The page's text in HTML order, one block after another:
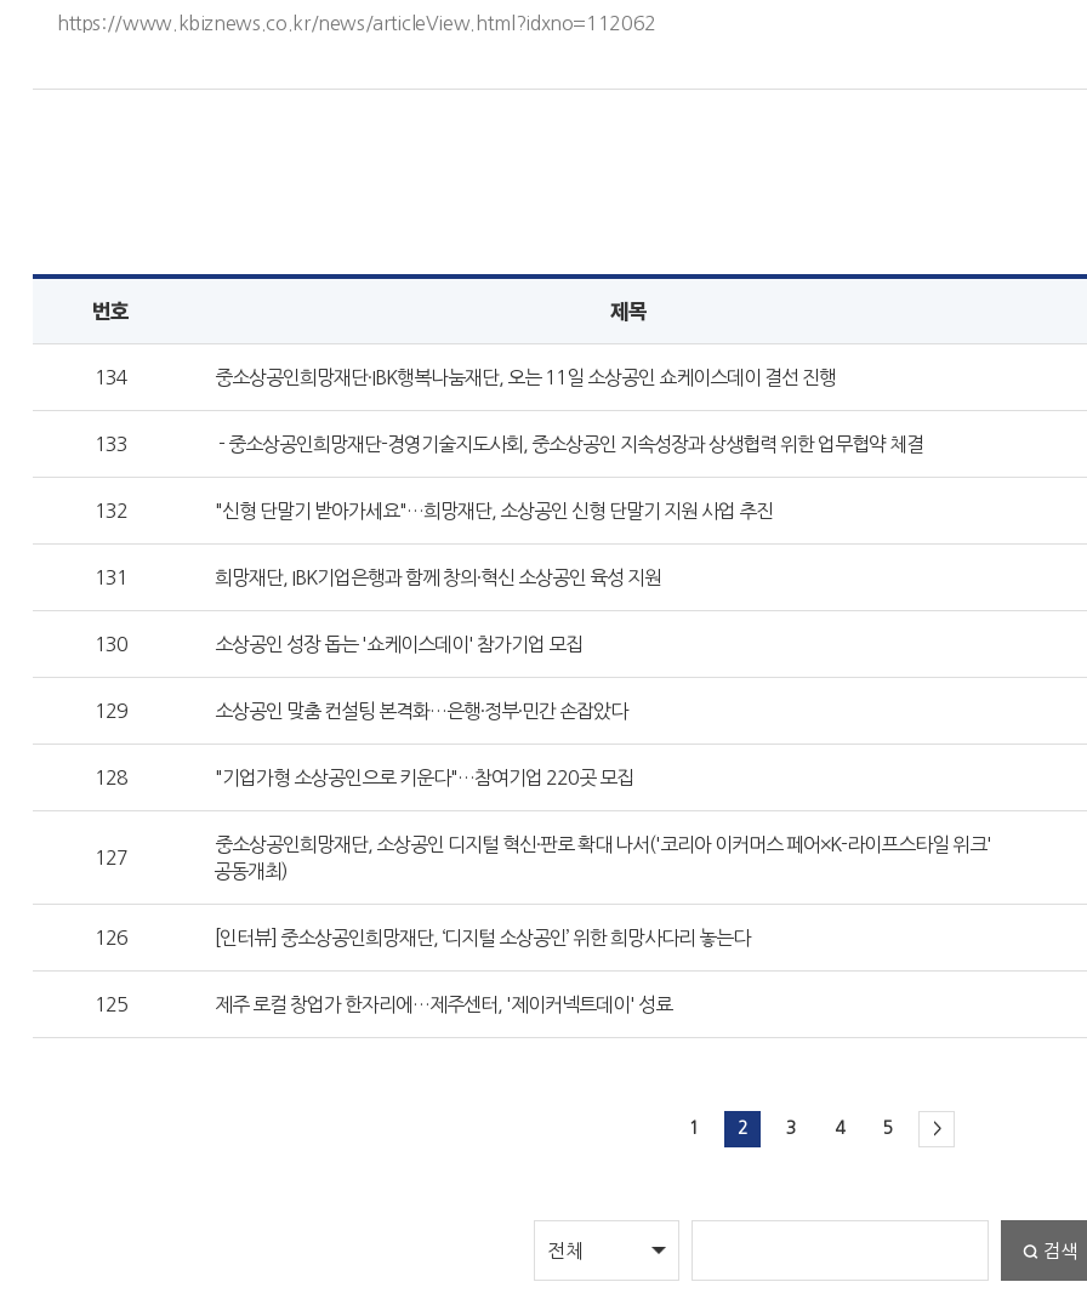
https://www.kbiznews.co.kr/news/articleView.html?idxno=112062
번호 제목
134 중소상공인희망재단·IBK행복나눔재단, 오는 11일 소상공인 쇼케이스데이 결선 진행
133 - 중소상공인희망재단-경영기술지도사회, 중소상공인 지속성장과 상생협력 위한 업무협약 체결
132 "신형 단말기 받아가세요"…희망재단, 소상공인 신형 단말기 지원 사업 추진
131 희망재단, IBK기업은행과 함께 창의·혁신 소상공인 육성 지원
130 소상공인 성장 돕는 '쇼케이스데이' 참가기업 모집
129 소상공인 맞춤 컨설팅 본격화…은행·정부·민간 손잡았다
128 "기업가형 소상공인으로 키운다"…참여기업 220곳 모집
127
중소상공인희망재단, 소상공인 디지털 혁신·판로 확대 나서('코리아 이커머스 페어×K-라이프스타일 위크'
공동개최)
126 [인터뷰] 중소상공인희망재단, ‘디지털 소상공인’ 위한 희망사다리 놓는다
125 제주 로컬 창업가 한자리에…제주센터, '제이커넥트데이' 성료
1 2 3 4 5 >
검색